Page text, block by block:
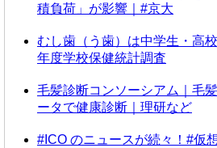
積負荷」が影響｜#京大
むし歯（う歯）は中学生・高
年度学校保健統計調査
毛髪診断コンソーシアム｜毛
ータで健康診断｜理研など
#ICO のニュースが続々！#仮